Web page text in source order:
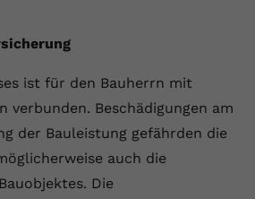
ist für den Bauherrn mit
verbunden. Beschädigungen am
der Bauleistung gefährden die
auch die
Die
eine eindeutige ID, um
darüber zu speichern, welche